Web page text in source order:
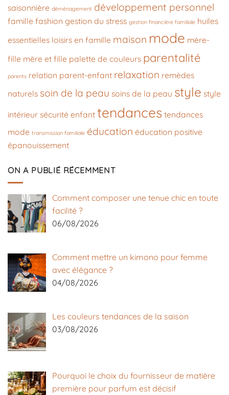
saisonnière déménagement développement personnel
famille fashion gestion du stress gestion financière familiale huiles
essentielles loisirs en famille maison mode mère-
fille mère et fille palette de couleurs parentalité
parents relation parent-enfant relaxation remèdes
naturels soin de la peau soins de la peau style style
intérieur sécurité enfant tendances tendances
mode transmission familiale éducation éducation positive
épanouissement
ON A PUBLIÉ RÉCEMMENT
Comment composer une tenue chic en toute
facilité ?
06/08/2026
Comment mettre un kimono pour femme
avec élégance ?
04/08/2026
Les couleurs tendances de la saison
03/08/2026
Pourquoi le choix du fournisseur de matière
première pour parfum est décisif